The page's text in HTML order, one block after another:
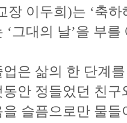
장 이두희)는 ‘축
‘그대의 날’을 부를
업은 삶의 한 단계
동안 정들었던 친
을 슬픔으로만 물